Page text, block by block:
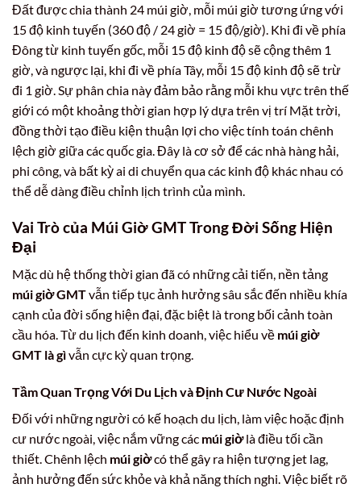
Đất được chia thành 24 múi giờ, mỗi múi giờ tương ứng với
15 độ kinh tuyến (360 độ / 24 giờ = 15 độ/giờ). Khi đi về phía
Đông từ kinh tuyến gốc, mỗi 15 độ kinh độ sẽ cộng thêm 1
giờ, và ngược lại, khi đi về phía Tây, mỗi 15 độ kinh độ sẽ trừ
đi 1 giờ. Sự phân chia này đảm bảo rằng mỗi khu vực trên thế
giới có một khoảng thời gian hợp lý dựa trên vị trí Mặt trời,
đồng thời tạo điều kiện thuận lợi cho việc tính toán chênh
lệch giờ giữa các quốc gia. Đây là cơ sở để các nhà hàng hải,
phi công, và bất kỳ ai di chuyển qua các kinh độ khác nhau có
thể dễ dàng điều chỉnh lịch trình của mình.
Vai Trò của Múi Giờ GMTTrong Đời Sống Hiện
Đại
Mặc dù hệ thống thời gian đã có những cải tiến, nền tảng
múi giờ GMTvẫn tiếp tục ảnh hưởng sâu sắc đến nhiều khía
cạnh của đời sống hiện đại, đặc biệt là trong bối cảnh toàn
cầu hóa. Từ du lịch đến kinh doanh, việc hiểu về múi giờ
GMT là gìvẫn cực kỳ quan trọng.
Tầm Quan Trọng Với Du Lịch và Định Cư Nước Ngoài
Đối với những người có kế hoạch du lịch, làm việc hoặc định
cư nước ngoài, việc nắm vững các múi giờlà điều tối cần
thiết. Chênh lệch múi giờcó thể gây ra hiện tượng jet lag,
ảnh hưởng đến sức khỏe và khả năng thích nghi. Việc biết rõ